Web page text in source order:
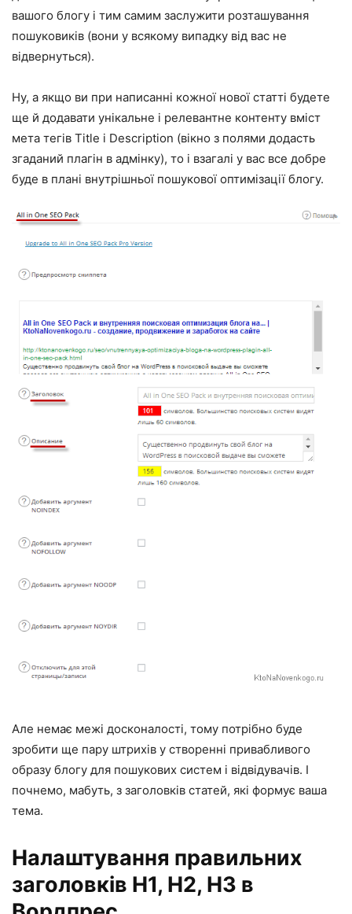
вашого блогу і тим самим заслужити розташування
пошуковиків (вони у всякому випадку від вас не
відвернуться).
Ну, а якщо ви при написанні кожної нової статті будете
ще й додавати унікальне і релевантне контенту вміст
мета тегів Title і Description (вікно з полями додасть
згаданий плагін в адмінку), то і взагалі у вас все добре
буде в плані внутрішньої пошукової оптимізації блогу.
Але немає межі досконалості, тому потрібно буде
зробити ще пару штрихів у створенні привабливого
образу блогу для пошукових систем і відвідувачів. І
почнемо, мабуть, з заголовків статей, які формує ваша
тема.
Налаштування правильних
заголовків H1, H2, H3 в